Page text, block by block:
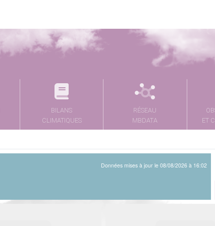
BILANS
CLIMATIQUES
RÉSEAU
MBDATA
ET
Données mises à jour le 08/08/2026 à 16:02